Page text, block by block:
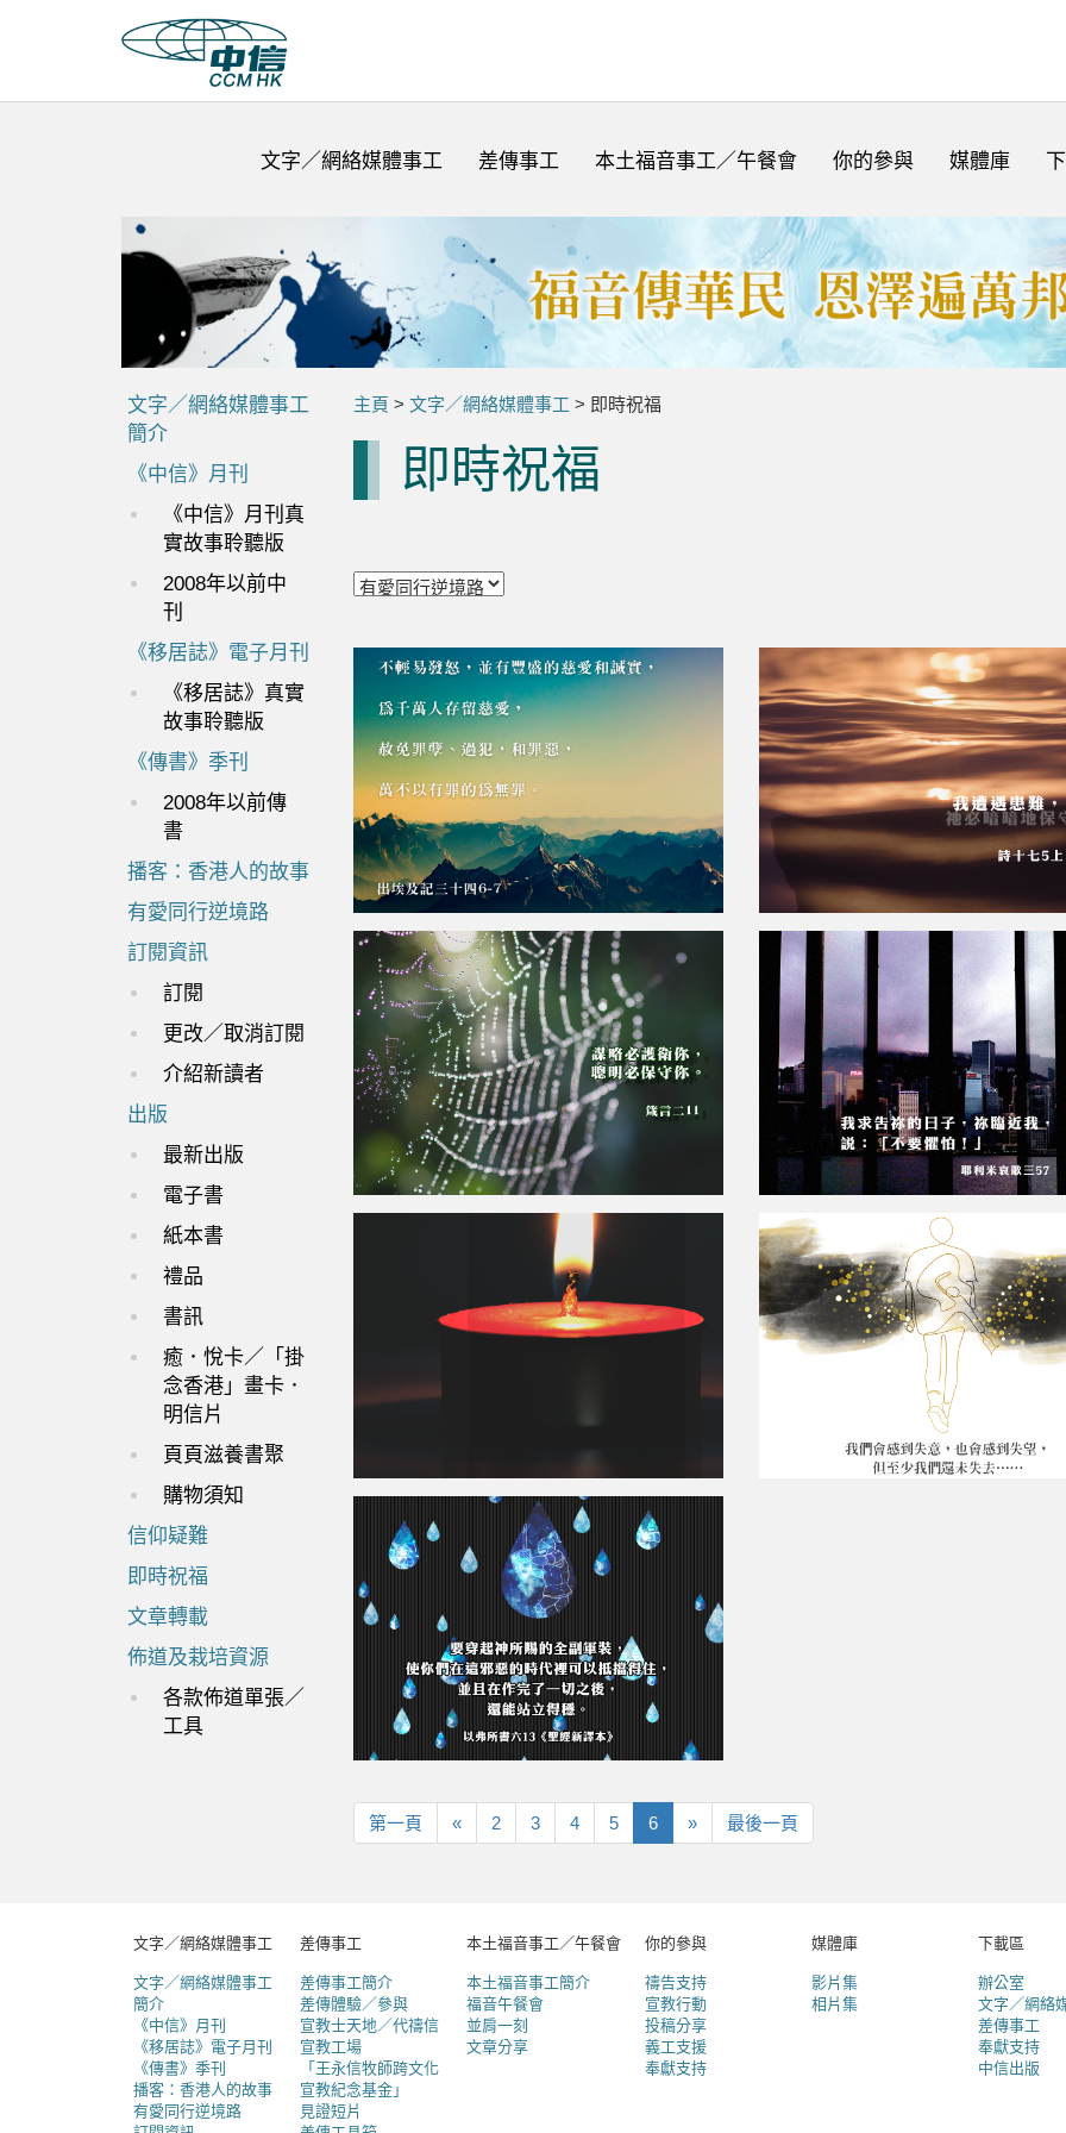
文字／網絡媒體事工 差傳事工 本土福音事工／午餐會 你的參與 媒體庫
文字／網絡媒體事工
簡介
《中信》月刊
《中信》月刊真
實故事聆聽版
2008年以前中
刊
《移居誌》電子月刊
《移居誌》真實
故事聆聽版
《傳書》季刊
2008年以前傳
書
播客：香港人的故事
有愛同行逆境路
訂閱資訊
訂閱
更改／取消訂閱
介紹新讀者
出版
最新出版
電子書
紙本書
禮品
書訊
癒．悅卡／「掛
念香港」畫卡．
明信片
頁頁滋養書聚
購物須知
信仰疑難
即時祝福
文章轉載
佈道及栽培資源
各款佈道單張／
工具
主頁 > 文字／網絡媒體事工 > 即時祝福
即時祝福
第一頁
一
«上
一
2 3 4 5 6 »下
一
最後一頁
後
文字／網絡媒體事工
文字／網絡媒體事工
簡介
《中信》月刊
《移居誌》電子月刊
《傳書》季刊
播客：香港人的故事
有愛同行逆境路
差傳事工
差傳事工簡介
差傳體驗／參與
宣教士天地／代禱信
宣教工場
「王永信牧師跨文化
宣教紀念基金」
見證短片
本土福音事工／午餐會
本土福音事工簡介
福音午餐會
並肩一刻
文章分享
你的參與
禱告支持
宣教行動
投稿分享
義工支援
奉獻支持
媒體庫
影片集
相片集
下載區
辦公室
文字／網絡
差傳事工
奉獻支持
中信出版